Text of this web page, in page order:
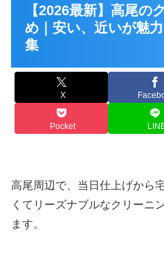
【2026最新】高尾の
め｜安い、近いが魅
集
X
Pocket
高尾周辺で、当日仕上げから
くてリーズナブルなクリーニ
ます。